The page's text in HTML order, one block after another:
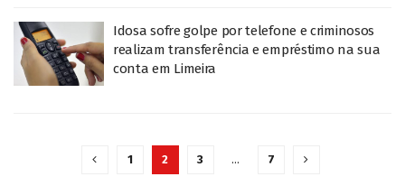
Idosa sofre golpe por telefone e criminosos
realizam transferência e empréstimo na sua
conta em Limeira
1 2 3 … 7